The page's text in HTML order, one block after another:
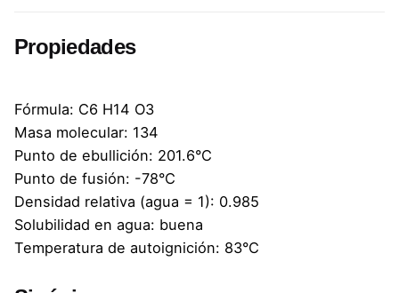
Propiedades
Fórmula: C6 H14 O3
Masa molecular: 134
Punto de ebullición: 201.6°C
Punto de fusión: -78°C
Densidad relativa (agua = 1): 0.985
Solubilidad en agua: buena
Temperatura de autoignición: 83°C